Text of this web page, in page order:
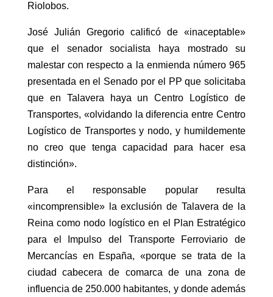
Riolobos.
José Julián Gregorio calificó de «inaceptable»
que el senador socialista haya mostrado su
malestar con respecto a la enmienda número 965
presentada en el Senado por el PP que solicitaba
que en Talavera haya un Centro Logístico de
Transportes, «olvidando la diferencia entre Centro
Logístico de Transportes y nodo, y humildemente
no creo que tenga capacidad para hacer esa
distinción».
Para el responsable popular resulta
«incomprensible» la exclusión de Talavera de la
Reina como nodo logístico en el Plan Estratégico
para el Impulso del Transporte Ferroviario de
Mercancías en España, «porque se trata de la
ciudad cabecera de comarca de una zona de
influencia de 250.000 habitantes, y donde además